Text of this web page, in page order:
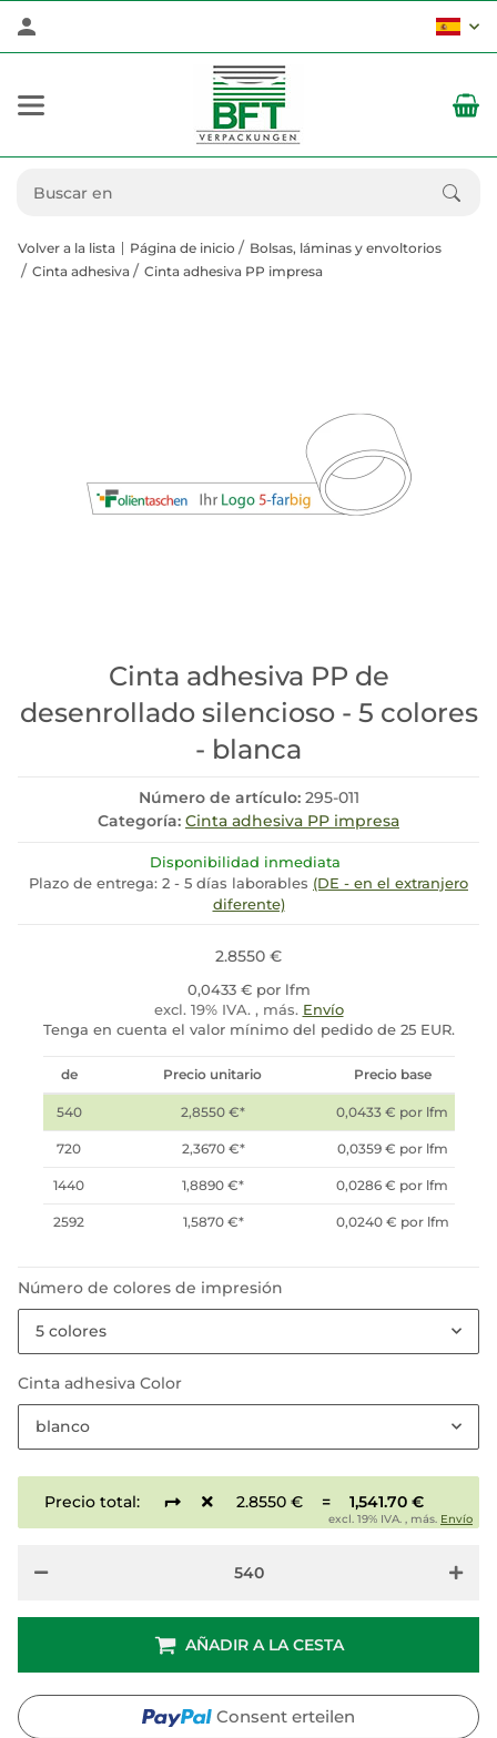
Volver a la lista Página de inicio
Bolsas, láminas y envoltorios
Cinta adhesiva
Cinta adhesiva PP impresa
Cinta adhesiva PP de
desenrollado silencioso - 5 colores
- blanca
Número de artículo: 295-011
Categoría: Cinta adhesiva PP impresa
Disponibilidad inmediata
Plazo de entrega: 2 - 5 días laborables (DE - en el extranjero
diferente)
2.8550 €
0,0433 € por lfm
excl. 19% IVA. , más. Envío
Tenga en cuenta el valor mínimo del pedido de 25 EUR.
de Precio unitario Precio base
540 2,8550 €* 0,0433 € por lfm
720 2,3670 €* 0,0359 € por lfm
1440 1,8890 €* 0,0286 € por lfm
2592 1,5870 €* 0,0240 € por lfm
Número de colores de impresión
5 colores
Cinta adhesiva Color
blanco
Precio total: 2.8550 € = 1,541.70 €
excl. 19% IVA. , más. Envío
AÑADIR A LA CESTA
Consent erteilen